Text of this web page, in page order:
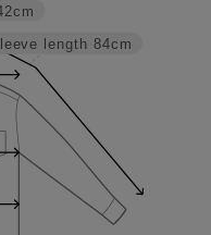
length 84cm